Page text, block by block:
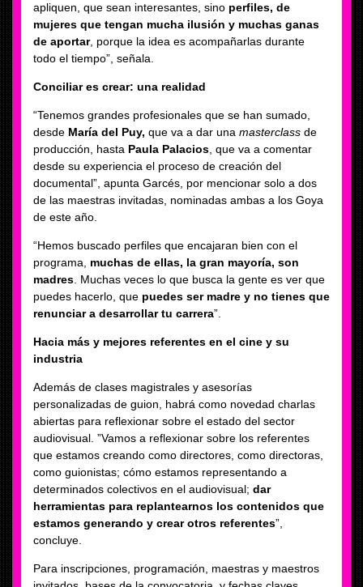
apliquen, que sean interesantes, sino perfiles, de
mujeres que tengan mucha ilusión y muchas ganas
de aportar, porque la idea es acompañarlas durante
todo el tiempo”, señala.
Conciliar es crear: una realidad
“Tenemos grandes profesionales que se han sumado,
desde María del Puy, que va a dar una masterclass de
producción, hasta Paula Palacios , que va a comentar
desde su experiencia el proceso de creación del
documental”, apunta Garcés, por mencionar solo a dos
de las maestras invitadas, nominadas ambas a los Goya
de este año.
“Hemos buscado perfiles que encajaran bien con el
programa, muchas de ellas, la gran mayoría, son
madres . Muchas veces lo que busca la gente es ver que
puedes hacerlo, que puedes ser madre y no tienes que
renunciar a desarrollar tu carrera”.
Hacia más y mejores referentes en el cine y su
industria
Además de clases magistrales y asesorías
personalizadas de guion, habrá como novedad charlas
abiertas para reflexionar sobre el estado del sector
audiovisual. ”Vamos a reflexionar sobre los referentes
que estamos creando como directores, como directoras,
como guionistas; cómo estamos representando a
determinados colectivos en el audiovisual; dar
herramientas para replantearnos los contenidos que
estamos generando y crear otros referentes”,
concluye.
Para inscripciones, programación, maestras y maestros